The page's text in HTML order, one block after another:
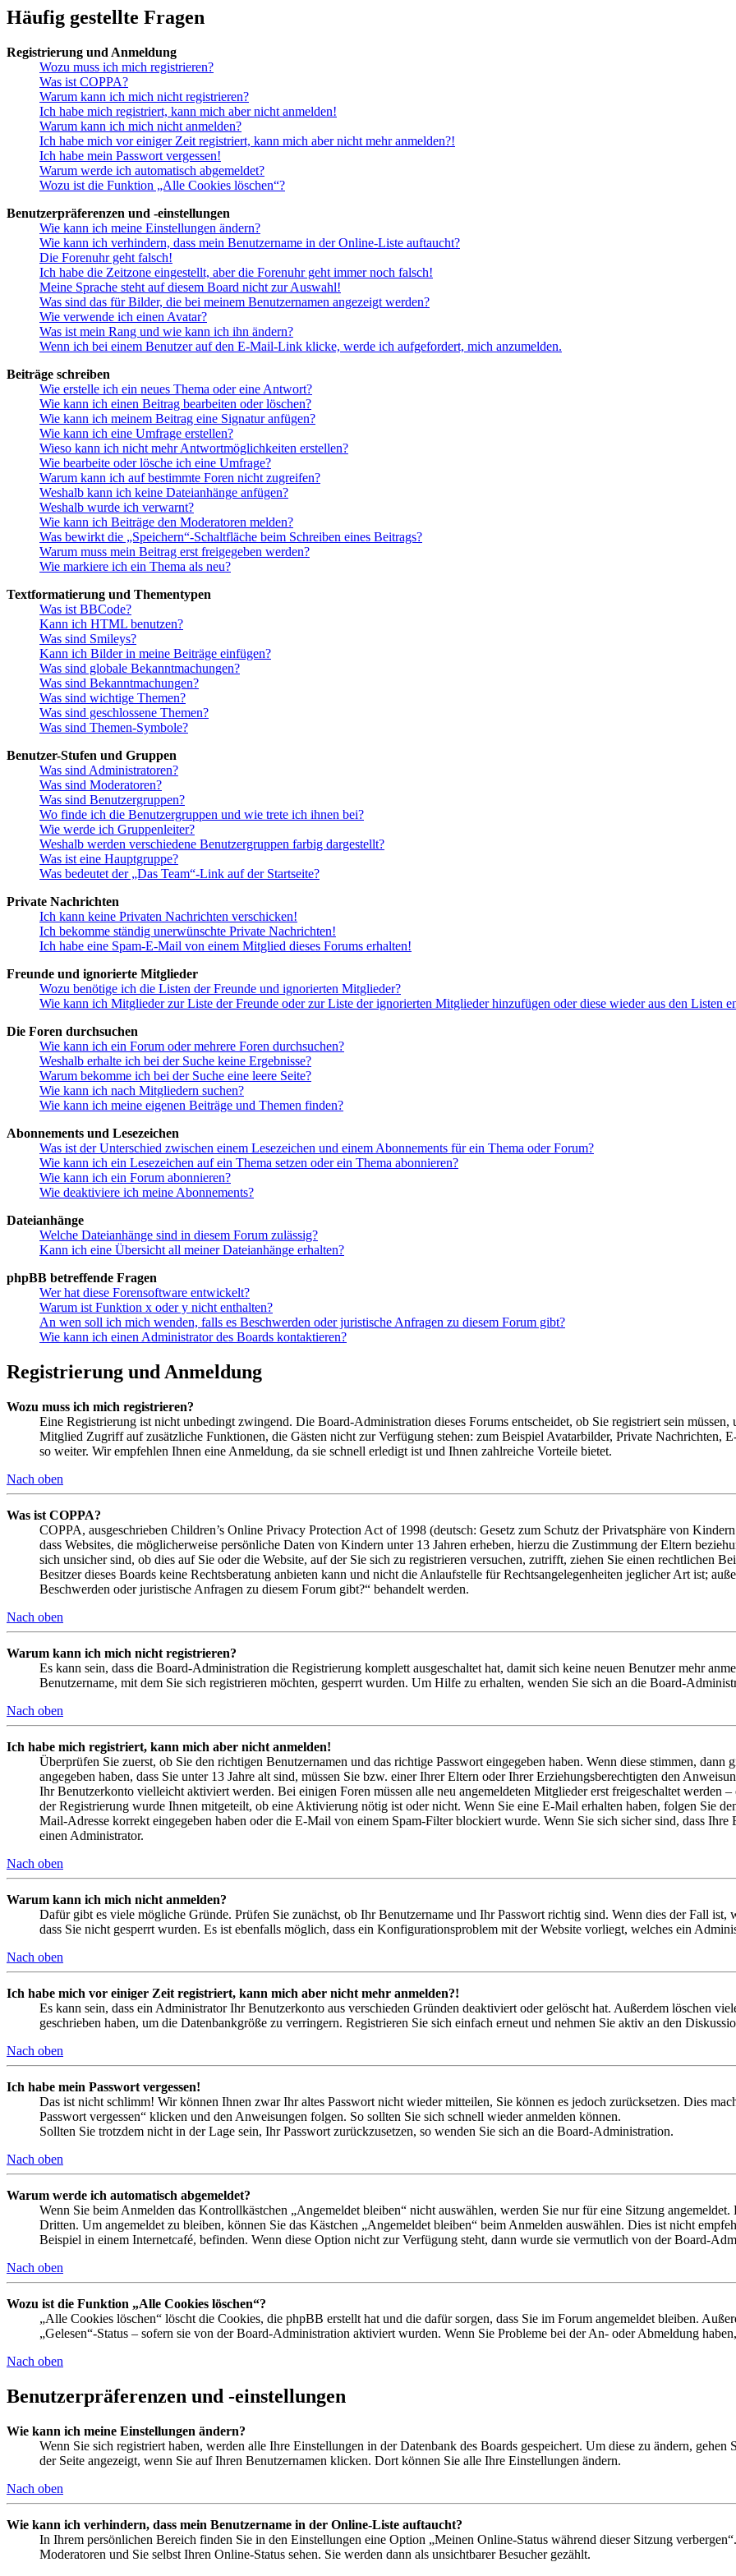
Häufig gestellte Fragen
Registrierung und Anmeldung
Wozu muss ich mich registrieren?
Was ist COPPA?
Warum kann ich mich nicht registrieren?
Ich habe mich registriert, kann mich aber nicht anmelden!
Warum kann ich mich nicht anmelden?
Ich habe mich vor einiger Zeit registriert, kann mich aber nicht mehr anmelden?!
Ich habe mein Passwort vergessen!
Warum werde ich automatisch abgemeldet?
Wozu ist die Funktion „Alle Cookies löschen“?
Benutzerpräferenzen und -einstellungen
Wie kann ich meine Einstellungen ändern?
Wie kann ich verhindern, dass mein Benutzername in der Online-Liste auftaucht?
Die Forenuhr geht falsch!
Ich habe die Zeitzone eingestellt, aber die Forenuhr geht immer noch falsch!
Meine Sprache steht auf diesem Board nicht zur Auswahl!
Was sind das für Bilder, die bei meinem Benutzernamen angezeigt werden?
Wie verwende ich einen Avatar?
Was ist mein Rang und wie kann ich ihn ändern?
Wenn ich bei einem Benutzer auf den E-Mail-Link klicke, werde ich aufgefordert, mich anzumelden.
Beiträge schreiben
Wie erstelle ich ein neues Thema oder eine Antwort?
Wie kann ich einen Beitrag bearbeiten oder löschen?
Wie kann ich meinem Beitrag eine Signatur anfügen?
Wie kann ich eine Umfrage erstellen?
Wieso kann ich nicht mehr Antwortmöglichkeiten erstellen?
Wie bearbeite oder lösche ich eine Umfrage?
Warum kann ich auf bestimmte Foren nicht zugreifen?
Weshalb kann ich keine Dateianhänge anfügen?
Weshalb wurde ich verwarnt?
Wie kann ich Beiträge den Moderatoren melden?
Was bewirkt die „Speichern“-Schaltfläche beim Schreiben eines Beitrags?
Warum muss mein Beitrag erst freigegeben werden?
Wie markiere ich ein Thema als neu?
Textformatierung und Thementypen
Was ist BBCode?
Kann ich HTML benutzen?
Was sind Smileys?
Kann ich Bilder in meine Beiträge einfügen?
Was sind globale Bekanntmachungen?
Was sind Bekanntmachungen?
Was sind wichtige Themen?
Was sind geschlossene Themen?
Was sind Themen-Symbole?
Benutzer-Stufen und Gruppen
Was sind Administratoren?
Was sind Moderatoren?
Was sind Benutzergruppen?
Wo finde ich die Benutzergruppen und wie trete ich ihnen bei?
Wie werde ich Gruppenleiter?
Weshalb werden verschiedene Benutzergruppen farbig dargestellt?
Was ist eine Hauptgruppe?
Was bedeutet der „Das Team“-Link auf der Startseite?
Private Nachrichten
Ich kann keine Privaten Nachrichten verschicken!
Ich bekomme ständig unerwünschte Private Nachrichten!
Ich habe eine Spam-E-Mail von einem Mitglied dieses Forums erhalten!
Freunde und ignorierte Mitglieder
Wozu benötige ich die Listen der Freunde und ignorierten Mitglieder?
Wie kann ich Mitglieder zur Liste der Freunde oder zur Liste der ignorierten Mitglieder hinzufügen oder diese wieder aus den Listen
Die Foren durchsuchen
Wie kann ich ein Forum oder mehrere Foren durchsuchen?
Weshalb erhalte ich bei der Suche keine Ergebnisse?
Warum bekomme ich bei der Suche eine leere Seite?
Wie kann ich nach Mitgliedern suchen?
Wie kann ich meine eigenen Beiträge und Themen finden?
Abonnements und Lesezeichen
Was ist der Unterschied zwischen einem Lesezeichen und einem Abonnements für ein Thema oder Forum?
Wie kann ich ein Lesezeichen auf ein Thema setzen oder ein Thema abonnieren?
Wie kann ich ein Forum abonnieren?
Wie deaktiviere ich meine Abonnements?
Dateianhänge
Welche Dateianhänge sind in diesem Forum zulässig?
Kann ich eine Übersicht all meiner Dateianhänge erhalten?
phpBB betreffende Fragen
Wer hat diese Forensoftware entwickelt?
Warum ist Funktion x oder y nicht enthalten?
An wen soll ich mich wenden, falls es Beschwerden oder juristische Anfragen zu diesem Forum gibt?
Wie kann ich einen Administrator des Boards kontaktieren?
Registrierung und Anmeldung
Wozu muss ich mich registrieren?
Eine Registrierung ist nicht unbedingt zwingend. Die Board-Administration dieses Forums entscheidet, ob Sie registriert sein
Mitglied Zugriff auf zusätzliche Funktionen, die Gästen nicht zur Verfügung stehen: zum Beispiel Avatarbilder, Private Nachrichten,
so weiter. Wir empfehlen Ihnen eine Anmeldung, da sie schnell erledigt ist und Ihnen zahlreiche Vorteile bietet.
Nach oben
Was ist COPPA?
COPPA, ausgeschrieben Children’s Online Privacy Protection Act of 1998 (deutsch: Gesetz zum Schutz der Privatsphäre von
dass Websites, die möglicherweise persönliche Daten von Kindern unter 13 Jahren erheben, hierzu die Zustimmung der Eltern
sich unsicher sind, ob dies auf Sie oder die Website, auf der Sie sich zu registrieren versuchen, zutrifft, ziehen Sie einen rechtlichen
Besitzer dieses Boards keine Rechtsberatung anbieten kann und nicht die Anlaufstelle für Rechtsangelegenheiten jeglicher Art ist;
Beschwerden oder juristische Anfragen zu diesem Forum gibt?“ behandelt werden.
Nach oben
Warum kann ich mich nicht registrieren?
Es kann sein, dass die Board-Administration die Registrierung komplett ausgeschaltet hat, damit sich keine neuen Benutzer mehr
Benutzername, mit dem Sie sich registrieren möchten, gesperrt wurden. Um Hilfe zu erhalten, wenden Sie sich an die Board-
Nach oben
Ich habe mich registriert, kann mich aber nicht anmelden!
Überprüfen Sie zuerst, ob Sie den richtigen Benutzernamen und das richtige Passwort eingegeben haben. Wenn diese stimmen, dann
angegeben haben, dass Sie unter 13 Jahre alt sind, müssen Sie bzw. einer Ihrer Eltern oder Ihrer Erziehungsberechtigten den
Ihr Benutzerkonto vielleicht aktiviert werden. Bei einigen Foren müssen alle neu angemeldeten Mitglieder erst freigeschaltet werden
der Registrierung wurde Ihnen mitgeteilt, ob eine Aktivierung nötig ist oder nicht. Wenn Sie eine E-Mail erhalten haben, folgen Sie
Mail-Adresse korrekt eingegeben haben oder die E-Mail von einem Spam-Filter blockiert wurde. Wenn Sie sich sicher sind, dass
einen Administrator.
Nach oben
Warum kann ich mich nicht anmelden?
Dafür gibt es viele mögliche Gründe. Prüfen Sie zunächst, ob Ihr Benutzername und Ihr Passwort richtig sind. Wenn dies der Fall ist,
dass Sie nicht gesperrt wurden. Es ist ebenfalls möglich, dass ein Konfigurationsproblem mit der Website vorliegt, welches ein
Nach oben
Ich habe mich vor einiger Zeit registriert, kann mich aber nicht mehr anmelden?!
Es kann sein, dass ein Administrator Ihr Benutzerkonto aus verschieden Gründen deaktiviert oder gelöscht hat. Außerdem löschen
geschrieben haben, um die Datenbankgröße zu verringern. Registrieren Sie sich einfach erneut und nehmen Sie aktiv an den
Nach oben
Ich habe mein Passwort vergessen!
Das ist nicht schlimm! Wir können Ihnen zwar Ihr altes Passwort nicht wieder mitteilen, Sie können es jedoch zurücksetzen. Dies
Passwort vergessen“ klicken und den Anweisungen folgen. So sollten Sie sich schnell wieder anmelden können.
Sollten Sie trotzdem nicht in der Lage sein, Ihr Passwort zurückzusetzen, so wenden Sie sich an die Board-Administration.
Nach oben
Warum werde ich automatisch abgemeldet?
Wenn Sie beim Anmelden das Kontrollkästchen „Angemeldet bleiben“ nicht auswählen, werden Sie nur für eine Sitzung
Dritten. Um angemeldet zu bleiben, können Sie das Kästchen „Angemeldet bleiben“ beim Anmelden auswählen. Dies ist nicht
Beispiel in einem Internetcafé, befinden. Wenn diese Option nicht zur Verfügung steht, dann wurde sie vermutlich von der Board-
Nach oben
Wozu ist die Funktion „Alle Cookies löschen“?
„Alle Cookies löschen“ löscht die Cookies, die phpBB erstellt hat und die dafür sorgen, dass Sie im Forum angemeldet bleiben.
„Gelesen“-Status – sofern sie von der Board-Administration aktiviert wurden. Wenn Sie Probleme bei der An- oder Abmeldung
Nach oben
Benutzerpräferenzen und -einstellungen
Wie kann ich meine Einstellungen ändern?
Wenn Sie sich registriert haben, werden alle Ihre Einstellungen in der Datenbank des Boards gespeichert. Um diese zu ändern,
der Seite angezeigt, wenn Sie auf Ihren Benutzernamen klicken. Dort können Sie alle Ihre Einstellungen ändern.
Nach oben
Wie kann ich verhindern, dass mein Benutzername in der Online-Liste auftaucht?
In Ihrem persönlichen Bereich finden Sie in den Einstellungen eine Option „Meinen Online-Status während dieser Sitzung
Moderatoren und Sie selbst Ihren Online-Status sehen. Sie werden dann als unsichtbarer Besucher gezählt.